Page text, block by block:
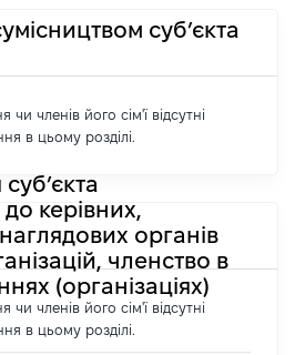
суб’єкта
чи членів його сім'ї відсутні
в цьому розділі.
керівних,
органів
членство в
(організаціях)
чи членів його сім'ї відсутні
в цьому розділі.